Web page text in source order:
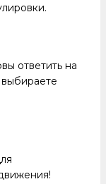
ответить на